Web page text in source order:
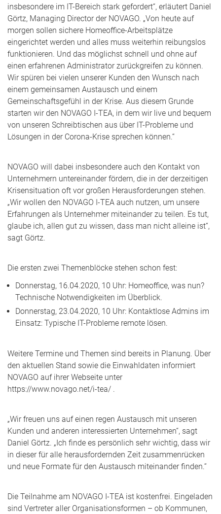
insbesondere im IT-Bereich stark gefordert“, erläutert Daniel
Görtz, Managing Director der NOVAGO. „Von heute auf
morgen sollen sichere Homeoffice-Arbeitsplätze
eingerichtet werden und alles muss weiterhin reibungslos
funktionieren. Und das möglichst schnell und ohne auf
einen erfahrenen Administrator zurückgreifen zu können.
Wir spüren bei vielen unserer Kunden den Wunsch nach
einem gemeinsamen Austausch und einem
Gemeinschaftsgefühl in der Krise. Aus diesem Grunde
starten wir den NOVAGO I-TEA, in dem wir live und bequem
von unseren Schreibtischen aus über IT-Probleme und
Lösungen in der Corona-Krise sprechen können.“
NOVAGO will dabei insbesondere auch den Kontakt von
Unternehmern untereinander fördern, die in der derzeitigen
Krisensituation oft vor großen Herausforderungen stehen.
„Wir wollen den NOVAGO I-TEA auch nutzen, um unsere
Erfahrungen als Unternehmer miteinander zu teilen. Es tut,
glaube ich, allen gut zu wissen, dass man nicht alleine ist“,
sagt Görtz.
Die ersten zwei Themenblöcke stehen schon fest:
Donnerstag, 16.04.2020, 10 Uhr: Homeoffice, was nun?
Technische Notwendigkeiten im Überblick.
Donnerstag, 23.04.2020, 10 Uhr: Kontaktlose Admins im
Einsatz: Typische IT-Probleme remote lösen.
Weitere Termine und Themen sind bereits in Planung. Über
den aktuellen Stand sowie die Einwahldaten informiert
NOVAGO auf ihrer Webseite unter
https://www.novago.net/i-tea/ .
„Wir freuen uns auf einen regen Austausch mit unseren
Kunden und anderen interessierten Unternehmen“, sagt
Daniel Görtz. „Ich finde es persönlich sehr wichtig, dass wir
in dieser für alle herausfordernden Zeit zusammenrücken
und neue Formate für den Austausch miteinander finden.“
Die Teilnahme am NOVAGO I-TEA ist kostenfrei. Eingeladen
sind Vertreter aller Organisationsformen – ob Kommunen,